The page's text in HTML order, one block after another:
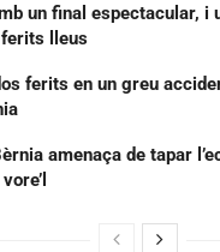
un final espectacular, i
ferits lleus
ferits en un greu
amenaça de tapar